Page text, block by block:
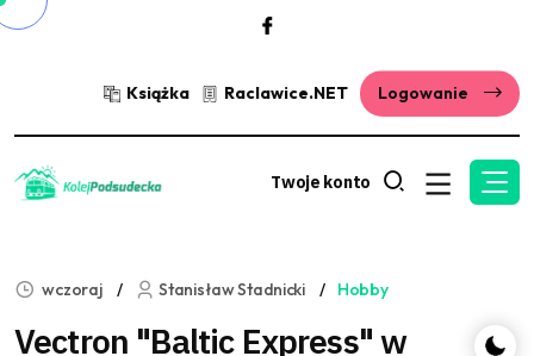
Książka Raclawice.NET Logowanie
Twoje konto
wczoraj Stanisław Stadnicki Hobby
Vectron "Baltic Express" w